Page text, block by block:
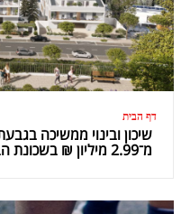
דף הבית
מ־2.99 מיליון ₪ בשכונת הבוטיק של חיפה